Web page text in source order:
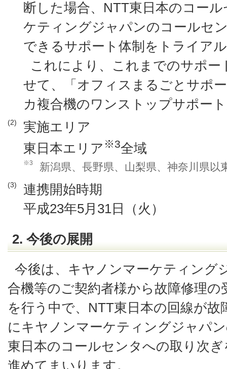
断した場合、NTT東日本のコー
ケティングジャパンのコールセ
できるサポート体制をトライア
これにより、これまでのサポ
せて、「オフィスまるごとサポ
カ複合機のワンストップサポー
(2)
実施エリア
東日本エリア ※3全域
※3 新潟県、長野県、山梨県、神奈川県以
(3)
連携開始時期
平成23年5月31日（火）
2. 今後の展開
今後は、キヤノンマーケティング
合機等のご契約者様から故障修理の
を行う中で、NTT東日本の回線が
にキヤノンマーケティングジャパ
東日本のコールセンタへの取り次
進めてまいります。